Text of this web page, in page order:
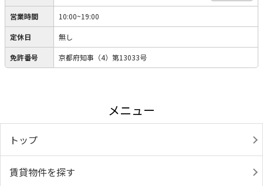
営業時間 10:00~19:00
定休日 無し
免許番号 京都府知事（4）第13033号
メニュー
トップ
賃貸物件を探す